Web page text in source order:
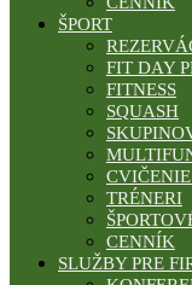
ŠPORT
FIT DAY
FITNESS
SQUASH
TRÉNERI
CENNÍK
SLUŽBY PRE